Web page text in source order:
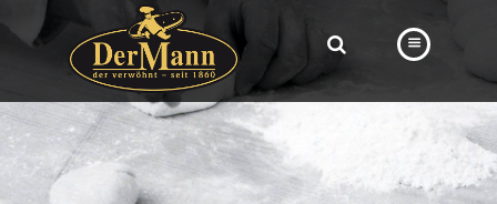
PRODUKTE
FILIALEN